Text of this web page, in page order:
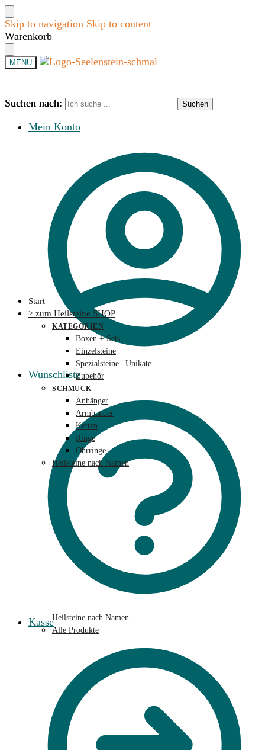
Skip to navigation Skip to content
Warenkorb
MENU
Suchen nach: Suchen
Mein Konto
Wunschliste
Kasse
Suchen nach: Suchen
Start
> zum Heilsteine SHOP
KATEGORIEN
Boxen + Sets
Einzelsteine
Spezialsteine | Unikate
Zubehör
SCHMUCK
Anhänger
Armbänder
Ketten
Ringe
Ohrringe
Heilsteine nach Namen
Heilsteine nach Namen
Alle Produkte